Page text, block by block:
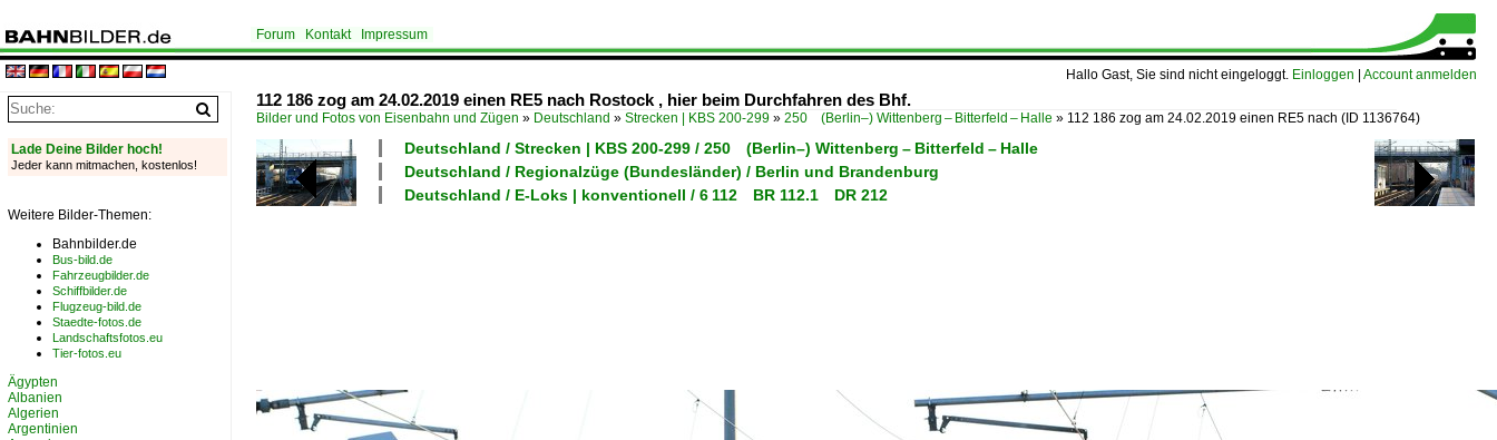
Hallo Gast, Sie sind nicht eingeloggt. Einloggen Account anmelden
Forum Kontakt Impressum
112 186 zog am 24.02.2019 einen RE5 nach Rostock , hier beim Durchfahren des Bhf.
Bilder und Fotos von Eisenbahn und Zügen » Deutschland » Strecken | KBS 200-299 » 250 (Berlin–) Wittenberg – Bitterfeld – Halle » 112 186 zog am 24.02.2019 einen RE5 nach (ID 1136764)
Deutschland / Strecken | KBS 200-299 / 250 (Berlin–) Wittenberg – Bitterfeld – Halle
Deutschland / Regionalzüge (Bundesländer) / Berlin und Brandenburg
Deutschland / E-Loks | konventionell / 6 112 BR 112.1 DR 212
Lade Deine Bilder hoch!
Jeder kann mitmachen, kostenlos!
Weitere Bilder-Themen:
Bahnbilder.de
Bus-bild.de
Fahrzeugbilder.de
Schiffbilder.de
Flugzeug-bild.de
Staedte-fotos.de
Landschaftsfotos.eu
Tier-fotos.eu
Ägypten
Albanien
Algerien
Argentinien